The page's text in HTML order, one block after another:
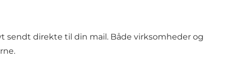
sendt direkte til din mail. Både virksomheder og